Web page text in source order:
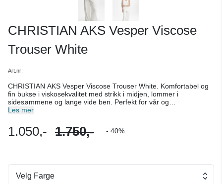
CHRISTIAN AKS Vesper Viscose
Trouser White
Art.nr:
CHRISTIAN AKS Vesper Viscose Trouser White. Komfortabel og
fin bukse i viskosekvalitet med strikk i midjen, lommer i
sidesømmene og lange vide ben. Perfekt for vår og
sommersesongen. Kombiner gjerne med den matchende Neo
Farge: Hvit. 100% viskose.
Les mer
1.050,- 1.750,- - 40%
Velg Farge